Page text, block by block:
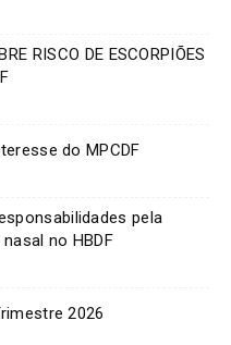
RISCO DE ESCORPIÕES
do MPCDF
pela
no HBDF
2026